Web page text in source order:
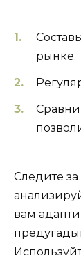
рынке.
Следите
вам